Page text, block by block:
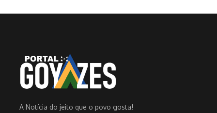
A Notícia do jeito que o povo gosta!